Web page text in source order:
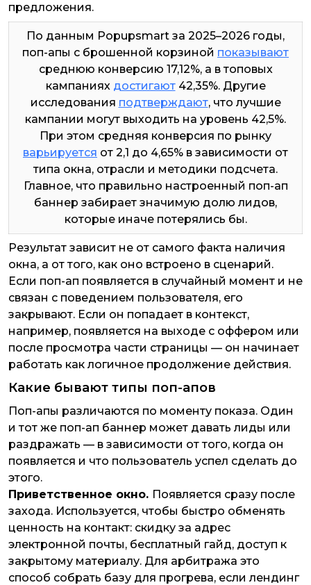
предложения.
По данным Popupsmart за 2025–2026 годы,
поп-апы с брошенной корзиной показывают
среднюю конверсию 17,12%, а в топовых
кампаниях достигают42,35%. Другие
исследования подтверждают, что лучшие
кампании могут выходить на уровень 42,5%.
При этом средняя конверсия по рынку
варьируется от 2,1 до 4,65% в зависимости от
типа окна, отрасли и методики подсчета.
Главное, что правильно настроенный поп-ап
баннер забирает значимую долю лидов,
которые иначе потерялись бы.
Результат зависит не от самого факта наличия
окна, а от того, как оно встроено в сценарий.
Если поп-ап появляется в случайный момент и не
связан с поведением пользователя, его
закрывают. Если он попадает в контекст,
например, появляется на выходе с оффером или
после просмотра части страницы — он начинает
работать как логичное продолжение действия.
Какие бывают типы поп-апов
Поп-апы различаются по моменту показа. Один
и тот же поп-ап баннер может давать лиды или
раздражать — в зависимости от того, когда он
появляется и что пользователь успел сделать до
этого.
Приветственное окно. Появляется сразу после
захода. Используется, чтобы быстро обменять
ценность на контакт: скидку за адрес
электронной почты, бесплатный гайд, доступ к
закрытому материалу. Для арбитража это
способ собрать базу для прогрева, если лендинг